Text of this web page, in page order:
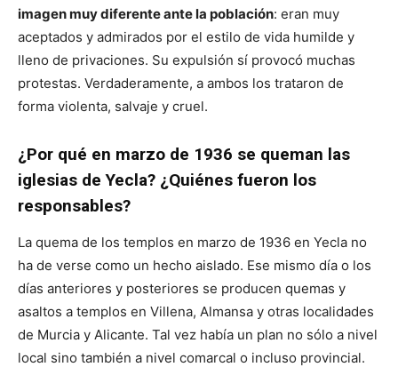
imagen muy diferente ante la población: eran muy
aceptados y admirados por el estilo de vida humilde y
lleno de privaciones. Su expulsión sí provocó muchas
protestas. Verdaderamente, a ambos los trataron de
forma violenta, salvaje y cruel.
¿Por qué en marzo de 1936 se queman las
iglesias de Yecla? ¿Quiénes fueron los
responsables?
La quema de los templos en marzo de 1936 en Yecla no
ha de verse como un hecho aislado. Ese mismo día o los
días anteriores y posteriores se producen quemas y
asaltos a templos en Villena, Almansa y otras localidades
de Murcia y Alicante. Tal vez había un plan no sólo a nivel
local sino también a nivel comarcal o incluso provincial.